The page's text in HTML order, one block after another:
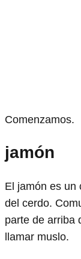
Comenzamos.
jamón
El jamón es un
del cerdo.
parte de arriba
llamar muslo.